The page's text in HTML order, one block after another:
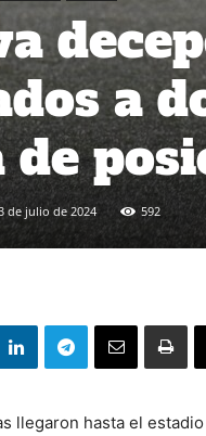
a
de julio de 2024 592
llegaron hasta el